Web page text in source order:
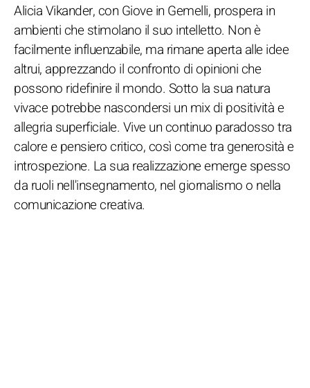
Alicia Vikander, con Giove in Gemelli, prospera in
ambienti che stimolano il suo intelletto. Non è
facilmente influenzabile, ma rimane aperta alle idee
altrui, apprezzando il confronto di opinioni che
possono ridefinire il mondo. Sotto la sua natura
vivace potrebbe nascondersi un mix di positività e
allegria superficiale. Vive un continuo paradosso tra
calore e pensiero critico, così come tra generosità e
introspezione. La sua realizzazione emerge spesso
da ruoli nell'insegnamento, nel giornalismo o nella
comunicazione creativa.